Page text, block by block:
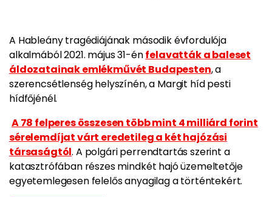
A Hableány tragédiájának második évfordulója
alkalmából 2021. május 31-énfelavatták a baleset
áldozatainak emlékművét Budapesten, a
szerencsétlenség helyszínén, a Margit híd pesti
hídfőjénél.
A 78 felperes összesen több mint 4 milliárd forint
sérelemdíjat várt eredetileg a két hajózási
társaságtól. A polgári perrendtartás szerint a
katasztrófában részes mindkét hajó üzemeltetője
egyetemlegesen felelős anyagilag a történtekért.